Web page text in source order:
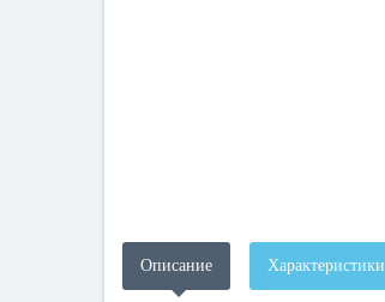
Описание Характеристики